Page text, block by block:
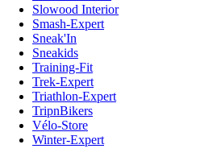
Slowood Interior
Smash-Expert
Sneak'In
Sneakids
Training-Fit
Trek-Expert
Triathlon-Expert
TripnBikers
Vélo-Store
Winter-Expert